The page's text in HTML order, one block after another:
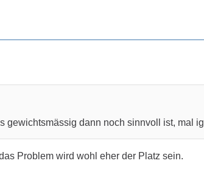
dann noch sinnvoll ist, mal
Problem wird wohl eher der Platz sein.